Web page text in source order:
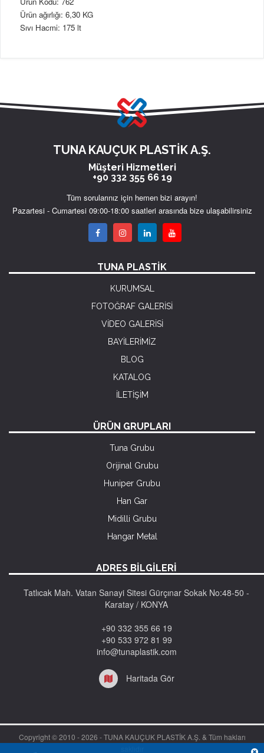
Ürün ağırlığı: 6,30 KG
Sıvı Hacmi: 175 lt
TUNA KAUÇUK PLASTİK A.Ş.
Müşteri Hizmetleri
+90 332 355 66 19
Tüm sorularınız için hemen bizi arayın!
Pazartesi - Cumartesi 09:00-18:00 saatleri arasında bize ulaşabilirsiniz
TUNA PLASTİK
KURUMSAL
FOTOĞRAF GALERİSİ
VİDEO GALERİSİ
BAYİLERİMİZ
BLOG
KATALOG
İLETİŞİM
ÜRÜN GRUPLARI
Tuna Grubu
Orijinal Grubu
Huniper Grubu
Han Gar
Midilli Grubu
Hangar Metal
ADRES BİLGİLERİ
Tatlıcak Mah. Vatan Sanayi Sitesi Gürçınar Sokak No:48-50 -
Karatay / KONYA
+90 332 355 66 19
+90 533 972 81 99
info@tunaplastik.com
Haritada Gör
Copyright © 2010 -2026 - TUNA KAUÇUK PLASTİK A.Ş. & Tüm hakları